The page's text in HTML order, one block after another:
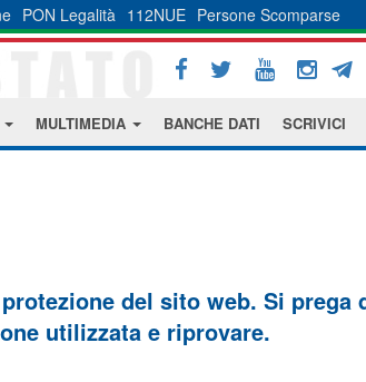
PON Legalità 112NUE Persone Scomparse
MULTIMEDIA BANCHE DATI SCRIVICI
del sito web. Si
utilizzata e riprovare.